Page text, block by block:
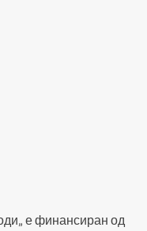
е финансиран од